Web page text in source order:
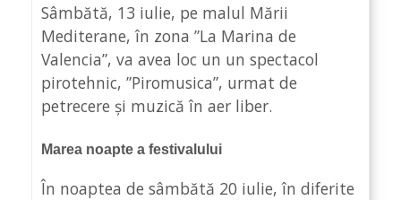
Sâmbătă, 13 iulie, pe malul Mării
Mediterane, în zona ”La Marina de
Valencia”, va avea loc un un spectacol
pirotehnic, ”Piromusica”, urmat de
petrecere și muzică în aer liber.
Marea noapte a festivalului
În noaptea de sâmbătă 20 iulie, în diferite